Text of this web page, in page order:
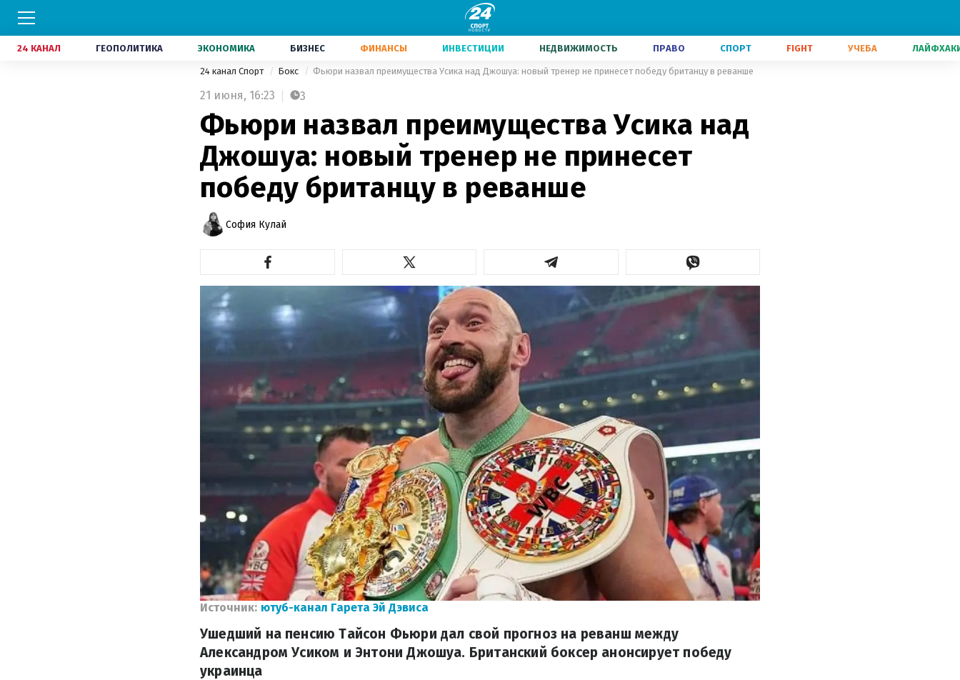
24 КАНАЛ ГЕОПОЛИТИКА ЭКОНОМИКА БИЗНЕС ФИНАНСЫ ИНВЕСТИЦИИ НЕДВИЖИМОСТЬ ПРАВО СПОРТ FIGHT УЧЕБА
24 канал Спорт Бокс Фьюри назвал преимущества Усика над Джошуа: новый тренер не принесет победу британцу в реванше
21 июня, 16:23 3
Фьюри назвал преимущества Усика над
Джошуа: новый тренер не принесет
победу британцу в реванше
София Кулай
Источник: ютуб-канал Гарета Эй Дэвиса
Ушедший на пенсию Тайсон Фьюри дал свой прогноз на реванш между
Александром Усиком и Энтони Джошуа. Британский боксер анонсирует победу
украинца